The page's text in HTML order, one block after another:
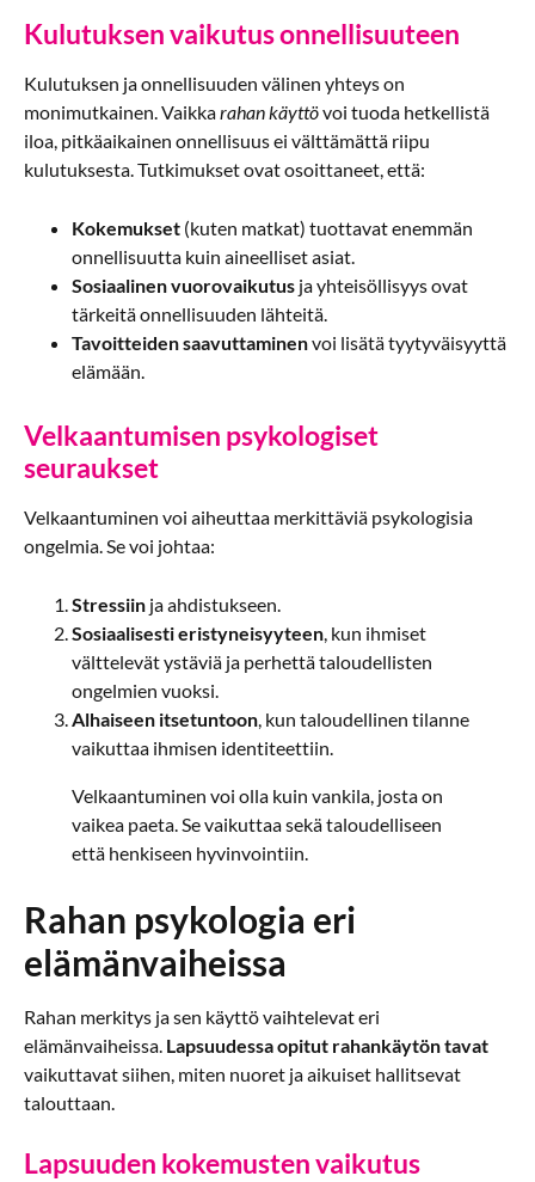
Kulutuksen vaikutus onnellisuuteen
Kulutuksen ja onnellisuuden välinen yhteys on
monimutkainen. Vaikkarahan käyttövoi tuoda hetkellistä
iloa, pitkäaikainen onnellisuus ei välttämättä riipu
kulutuksesta. Tutkimukset ovat osoittaneet, että:
Kokemukset (kuten matkat) tuottavat enemmän
onnellisuutta kuin aineelliset asiat.
Sosiaalinen vuorovaikutus ja yhteisöllisyys ovat
tärkeitä onnellisuuden lähteitä.
Tavoitteiden saavuttaminenvoi lisätä tyytyväisyyttä
elämään.
Velkaantumisen psykologiset
seuraukset
Velkaantuminen voi aiheuttaa merkittäviä psykologisia
ongelmia. Se voi johtaa:
Stressiin ja ahdistukseen.
Sosiaalisesti eristyneisyyteen, kun ihmiset
välttelevät ystäviä ja perhettä taloudellisten
ongelmien vuoksi.
Alhaiseen itsetuntoon, kun taloudellinen tilanne
vaikuttaa ihmisen identiteettiin.
Velkaantuminen voi olla kuin vankila, josta on
vaikea paeta. Se vaikuttaa sekä taloudelliseen
että henkiseen hyvinvointiin.
Rahan psykologia eri
elämänvaiheissa
Rahan merkitys ja sen käyttö vaihtelevat eri
elämänvaiheissa. Lapsuudessa opitut rahankäytön tavat
vaikuttavat siihen, miten nuoret ja aikuiset hallitsevat
talouttaan.
Lapsuuden kokemusten vaikutus